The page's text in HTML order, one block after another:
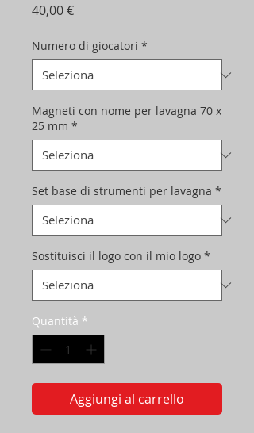
40,00 €Prezzo
Numero di giocatori *
Magneti con nome per lavagna 70 x
25 mm *
Set base di strumenti per lavagna *
Sostituisci il logo con il mio logo *
Quantità *
Aggiungi al carrello